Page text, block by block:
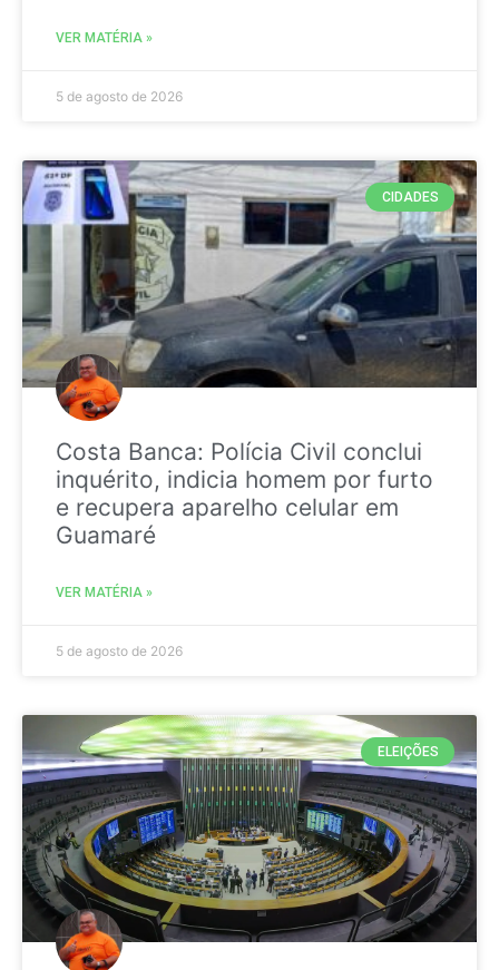
VER MATÉRIA »
5 de agosto de 2026
CIDADES
Costa Banca: Polícia Civil conclui
inquérito, indicia homem por furto
e recupera aparelho celular em
Guamaré
VER MATÉRIA »
5 de agosto de 2026
ELEIÇÕES